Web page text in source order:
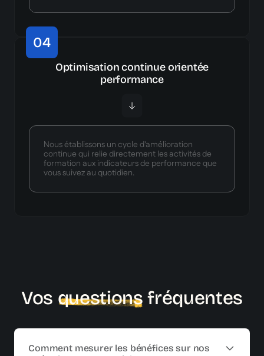
Optimisation continue orientée
performance
Nous établissons un cycle d'amélioration
continue qui relie directement les activités de
formation aux indicateurs de performance que
vous suivez au quotidien.
04
Vos questions fréquentes
Comment mesurer les bénéfices sur nos